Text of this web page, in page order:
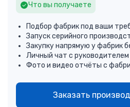
Что вы получаете
Подбор фабрик под ваши
Запуск серийного
Закупку напрямую у фабрик
Личный чат с руководителем
Фото и видео отчёты с
Заказать